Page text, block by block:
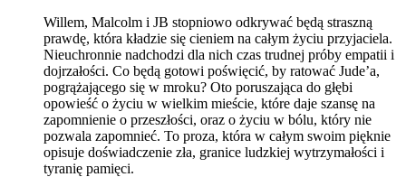
Willem, Malcolm i JB stopniowo odkrywać będą straszną
prawdę, która kładzie się cieniem na całym życiu przyjaciela.
Nieuchronnie nadchodzi dla nich czas trudnej próby empatii i
dojrzałości. Co będą gotowi poświęcić, by ratować Jude’a,
pogrążającego się w mroku? Oto poruszająca do głębi
opowieść o życiu w wielkim mieście, które daje szansę na
zapomnienie o przeszłości, oraz o życiu w bólu, który nie
pozwala zapomnieć. To proza, która w całym swoim pięknie
opisuje doświadczenie zła, granice ludzkiej wytrzymałości i
tyranię pamięci.